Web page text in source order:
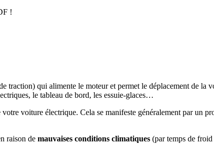
!
traction) qui alimente le moteur et permet le déplacement de la
le tableau de bord, les essuie-glaces…
voiture électrique. Cela se manifeste généralement par un
raison de mauvaises conditions climatiques (par temps de